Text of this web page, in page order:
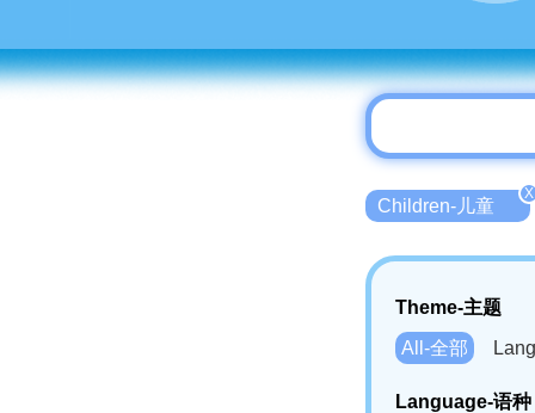
Children-儿童
X
Theme-主题
All-全部
Language-语种